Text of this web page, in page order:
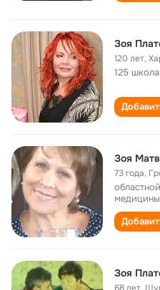
Зоя
120 лет,
125 школа
Зоя
73 года,
медицины
Зоя